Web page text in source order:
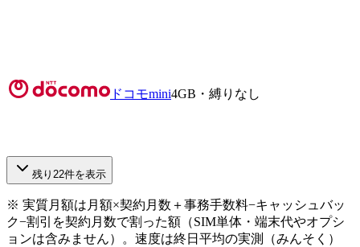
ドコモmini4GB・縛りなし
残り22件を表示
※ 実質月額は月額×契約月数＋事務手数料−キャッシュバッ
ク−割引を契約月数で割った額（SIM単体・端末代やオプシ
ョンは含みません）。速度は終日平均の実測（みんそく）